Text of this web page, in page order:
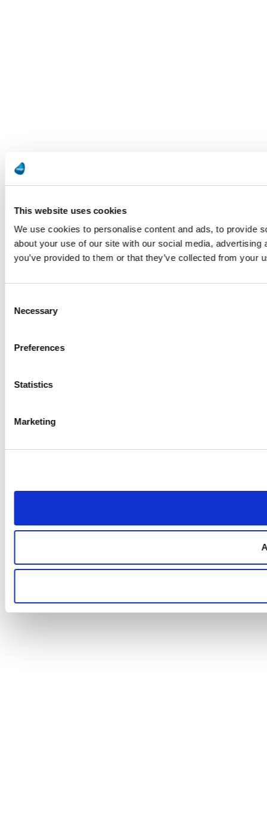
This website uses cookies
We use cookies to personalise content and ads, to provide
about your use of our site with our social media,
you’ve provided to them or that they’ve collected from your
Selection
Necessary
Preferences
Statistics
Marketing